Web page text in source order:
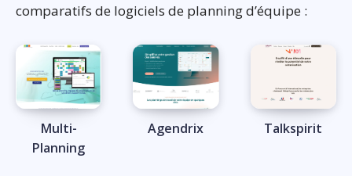
comparatifs de logiciels de planning d’équipe :
Multi-
Planning
Agendrix Talkspirit